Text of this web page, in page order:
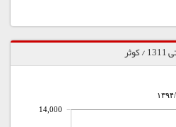
۱۵
14,000